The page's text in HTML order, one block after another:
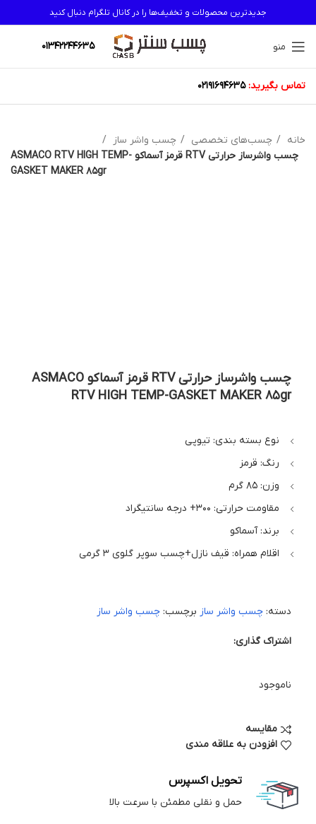
جدیدترین محصولات و تخفیف‌ها را در کانال تلگرام دنبال کنید
منو 01342244635
تماس بگیرید: 02191694635
خانه چسب‌های تخصصی
چسب واشر ساز
چسب واشرساز حرارتی RTV قرمز آسماکو ASMACO RTV HIGH TEMP-
GASKET MAKER 85gr
چسب واشرساز حرارتی RTV قرمز آسماکو ASMACO
RTV HIGH TEMP-GASKET MAKER 85gr
نوع بسته بندی: تیوپی
رنگ: قرمز
وزن: 85 گرم
مقاومت حرارتی: 300+ درجه سانتیگراد
برند: آسماکو
اقلام همراه: قیف نازل+چسب سوپر گلوی 3 گرمی
دسته: چسب واشر ساز برچسب: چسب واشر ساز
اشتراک گذاری:
ناموجود
مقایسه
افزودن به علاقه مندی
تحویل اکسپرس
حمل و نقلی مطمئن با سرعت بالا